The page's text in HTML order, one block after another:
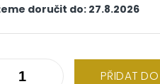
doručit do: 27.8.2026
PŘIDAT